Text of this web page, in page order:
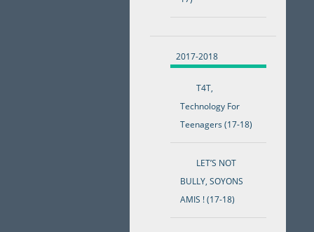
2017-2018
T4T,
Technology For
Teenagers (17-18)
LET’S NOT
BULLY, SOYONS
AMIS ! (17-18)